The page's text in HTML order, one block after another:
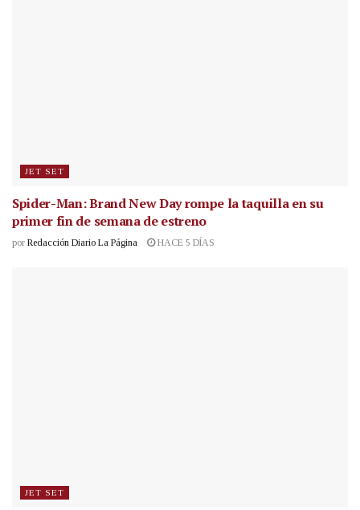
JET SET
Spider-Man: Brand New Day rompe la taquilla en su
primer fin de semana de estreno
por Redacción Diario La Página HACE 5 DÍAS
JET SET